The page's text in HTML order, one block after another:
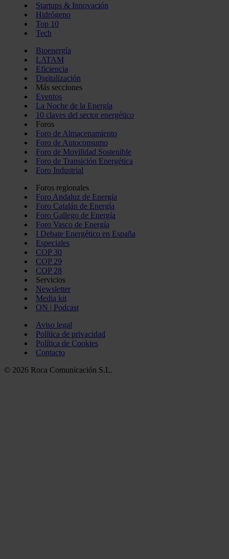
Startups & Innovación
Hidrógeno
Top 10
Tech
Bioenergía
LATAM
Eficiencia
Digitalización
Más secciones
Eventos
La Noche de la Energía
10 claves del sector energético
Foros
Foro de Almacenamiento
Foro de Autoconsumo
Foro de Movilidad Sostenible
Foro de Transición Energética
Foro Industrial
Foros regionales
Foro Andaluz de Energía
Foro Catalán de Energía
Foro Gallego de Energía
Foro Vasco de Energía
I Debate Energético en España
Especiales
COP 30
COP 29
COP 28
Servicios
Newsletter
Media kit
ON | Podcast
Aviso legal
Política de privacidad
Política de Cookies
Contacto
© 2026 Roca Comunicación S.L.